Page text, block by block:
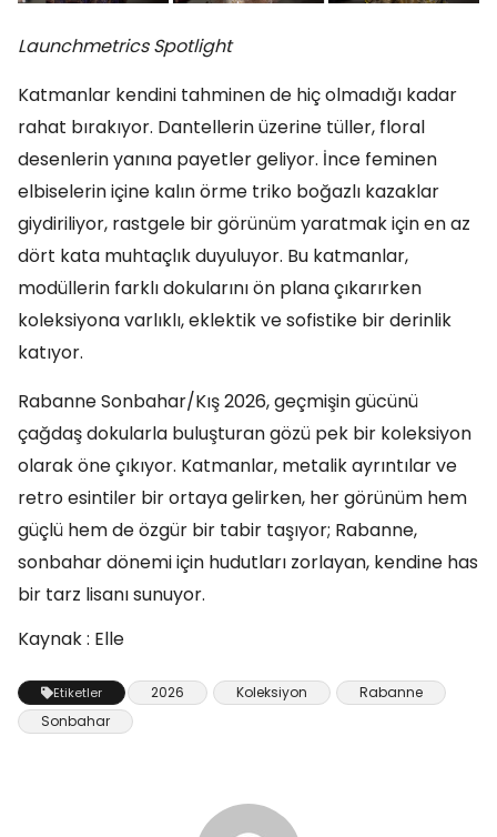
Launchmetrics Spotlight
Katmanlar kendini tahminen de hiç olmadığı kadar
rahat bırakıyor. Dantellerin üzerine tüller, floral
desenlerin yanına payetler geliyor. İnce feminen
elbiselerin içine kalın örme triko boğazlı kazaklar
giydiriliyor, rastgele bir görünüm yaratmak için en az
dört kata muhtaçlık duyuluyor. Bu katmanlar,
modüllerin farklı dokularını ön plana çıkarırken
koleksiyona varlıklı, eklektik ve sofistike bir derinlik
katıyor.
Rabanne Sonbahar/Kış 2026, geçmişin gücünü
çağdaş dokularla buluşturan gözü pek bir koleksiyon
olarak öne çıkıyor. Katmanlar, metalik ayrıntılar ve
retro esintiler bir ortaya gelirken, her görünüm hem
güçlü hem de özgür bir tabir taşıyor; Rabanne,
sonbahar dönemi için hudutları zorlayan, kendine has
bir tarz lisanı sunuyor.
Kaynak : Elle
Etiketler 2026 Koleksiyon
Rabanne
Sonbahar